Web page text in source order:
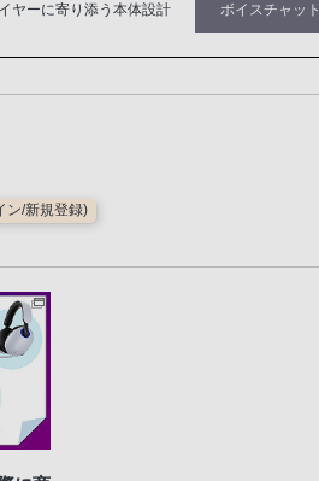
ヤーに寄り添う本体設計 ボイスチャッ
ン/新規登録)